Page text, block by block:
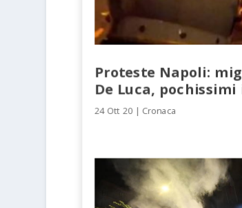
Proteste Napoli:
De Luca,
24 Ott 20| Cronaca